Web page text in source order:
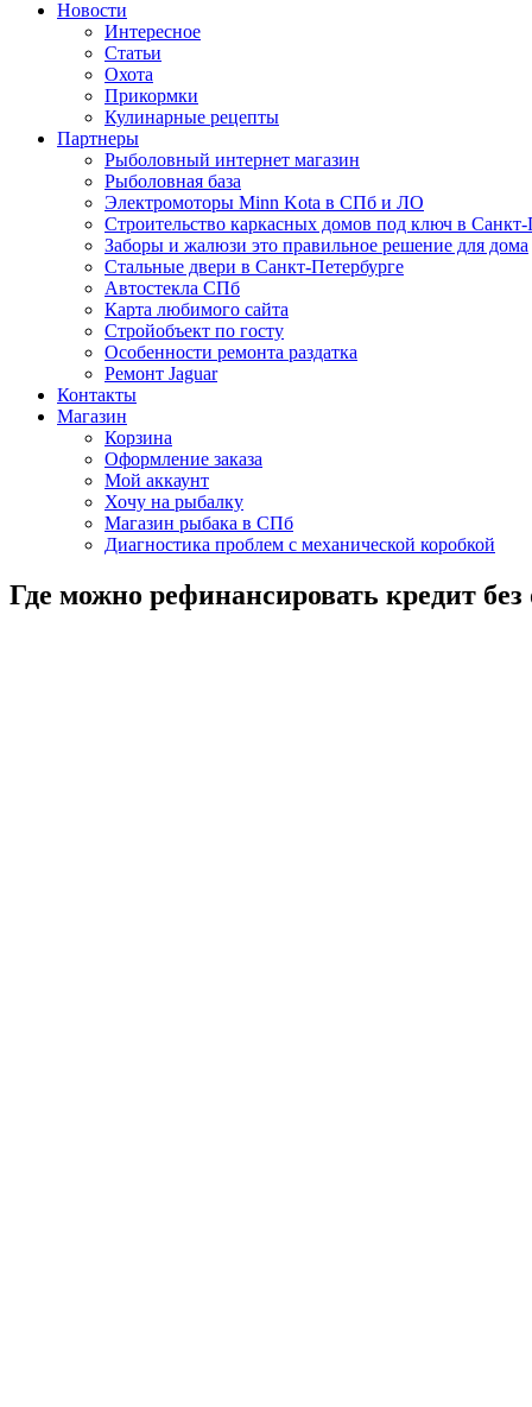
Новости
Интересное
Статьи
Охота
Прикормки
Кулинарные рецепты
Партнеры
Рыболовный интернет магазин
Рыболовная база
Электромоторы Minn Kota в СПб и ЛО
Строительство каркасных домов под ключ в Санкт-
Заборы и жалюзи это правильное решение для дома
Стальные двери в Санкт-Петербурге
Автостекла СПб
Карта любимого сайта
Стройобъект по госту
Особенности ремонта раздатка
Ремонт Jaguar
Контакты
Магазин
Корзина
Оформление заказа
Мой аккаунт
Хочу на рыбалку
Магазин рыбака в СПб
Диагностика проблем с механической коробкой
Где можно рефинансировать кредит без